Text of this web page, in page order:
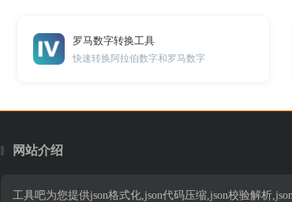
罗马数字转换工具
快速转换阿拉伯数字和罗马数字
网站介绍
工具吧为您提供json格式化,json代码压缩,json校验解析